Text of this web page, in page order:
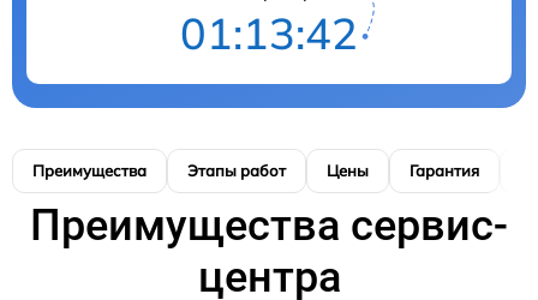
01:13:41
Преимущества Этапы работ Цены Гарантия
Преимущества сервис-
центра